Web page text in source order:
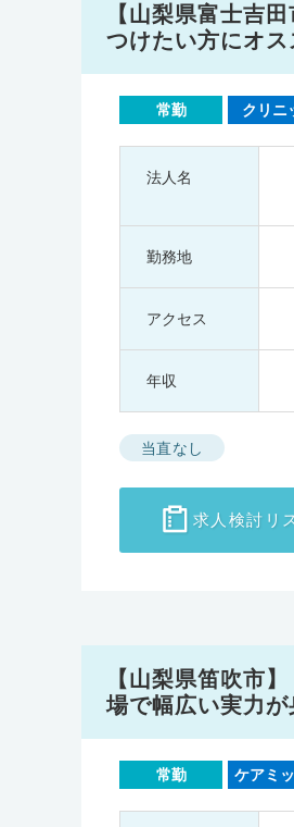
【山梨県富士吉
つけたい方にオス
常勤 クリニ
法人名
勤務地
アクセス
年収
当直なし
求人検討 リ
【山梨県笛吹市
場で幅広い実力が
常勤 ケアミ